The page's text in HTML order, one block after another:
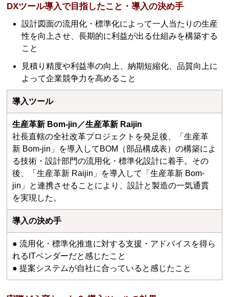
DXツール導入で目指したこと・導入の決め手
設計図面の流用化・標準化によって一人当たりの生産
性を向上させ、長期的に利益が出る仕組みを構築する
こと
見積り精度や利益率の向上、納期短縮化、品質向上に
よって企業競争力を高めること
導入ツール
生産革新 Bom-jin／生産革新 Raijin
社長直轄の全社改革プロジェクトを発足後、「生産革
新 Bom-jin」を導入してBOM（部品構成表）の構築によ
る技術・設計部門の流用化・標準化設計に着手。その
後、「生産革新 Raijin」を導入して「生産革新 Bom-
jin」と連携させることにより、設計と製造の一気通貫
を実現した。
導入の決め手
● 流用化・標準化推進に対する支援・アドバイスを得ら
れるITベンダーだと感じたこと
● 提案システムが自社に合っていると感じたこと